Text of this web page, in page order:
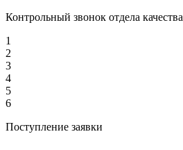
Контрольный звонок отдела качества
1
2
3
4
5
6
Поступление заявки